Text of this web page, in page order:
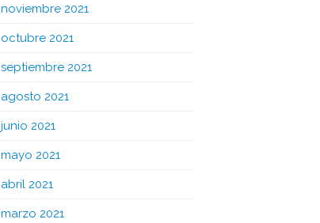
noviembre 2021
octubre 2021
septiembre 2021
agosto 2021
junio 2021
mayo 2021
abril 2021
marzo 2021